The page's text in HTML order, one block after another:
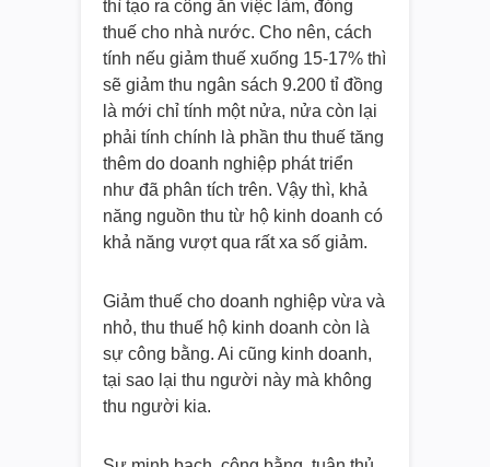
thì tạo ra công ăn việc làm, đóng
thuế cho nhà nước. Cho nên, cách
tính nếu giảm thuế xuống 15-17% thì
sẽ giảm thu ngân sách 9.200 tỉ đồng
là mới chỉ tính một nửa, nửa còn lại
phải tính chính là phần thu thuế tăng
thêm do doanh nghiệp phát triển
như đã phân tích trên. Vậy thì, khả
năng nguồn thu từ hộ kinh doanh có
khả năng vượt qua rất xa số giảm.
Giảm thuế cho doanh nghiệp vừa và
nhỏ, thu thuế hộ kinh doanh còn là
sự công bằng. Ai cũng kinh doanh,
tại sao lại thu người này mà không
thu người kia.